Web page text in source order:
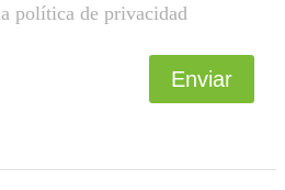
política de privacidad
Enviar